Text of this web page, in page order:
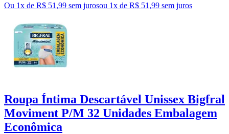
Ou 1x de R$ 51,99 sem jurosou 1x de R$ 51,99 sem juros
Roupa Íntima Descartável Unissex Bigfral
Moviment P/M 32 Unidades Embalagem
Econômica